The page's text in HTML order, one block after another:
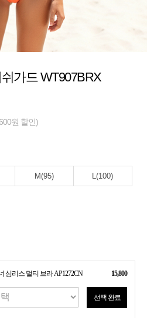
가드 WT907BRX
원 할인)
M(95) L(100)
심리스 멀티 브라 AP1272CN 15,800
선택 완료